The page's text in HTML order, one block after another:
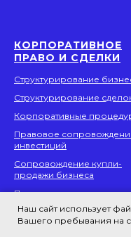
КОРПОРАТИВНОЕ
ПРАВО И СДЕЛКИ
Структурирование
Структурирование
Корпоративные
Правовое
инвестиций
Сопровождение купли-
продажи бизнеса
Получение разрешения
Правительственной
комиссии
Наш сайт использует
Вашего пребывания на